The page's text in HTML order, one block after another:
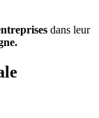
dans leur